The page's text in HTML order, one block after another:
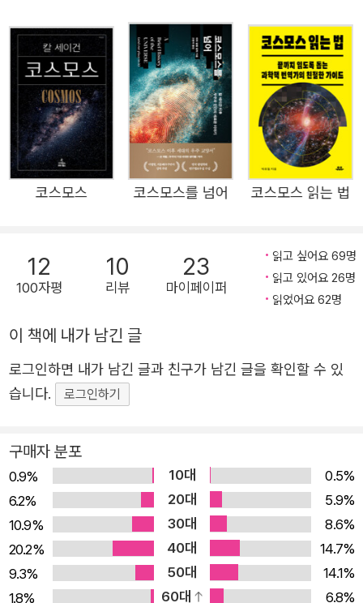
여러분이 처음 듣는 일화도 있을 것입니다. 이 책은 인간의 의식
이란 무엇인지를 살펴볼 테고, 이 작은 행성에서 인간과 더불어
살아가는 다른 생명체들의 의식도 살펴볼 것입니다. 그리고 그 밖
의 다른 생명체들도 찾아볼 텐데, 그중에는 영원히 사라진 생명체
도 있고, 이윽고 발견된 생명체도 있고, 엄청나게 멀리 있는 생명
체도 있고, 아주아주 가까이 즉 우리 몸속에 있는 생명체도 있습
니다. 그런데 이 다채로운 이야기들을 잇는 하나의 주제가 있습니
다. 인류가 획득한 이런 능력이 실로 눈부신 성과를 낼 수도 있겠
자칫 인류를 파멸로 이끌 수도 있는 그 어두운 힘에 대한 이야기
는 여러분도 많이 들었겠지요. 그러니 제가 이 자리에서까지 우리
인간의 결함을 하나하나 늘어놓지는 않겠습니다. 이미 여러분도
아는 내용일 테니까요. 다만 이 말을 해 두고 싶습니다. 제 생각에
이 우리가 직면한 여러 위기를 전부는 아니라도 많이 해결해 줄
만한 열쇠라는 점에서 그렇다는 것입니다. 만약 우리가 자신의 여
를 좀 더 낙관적으로 바라볼 수 있을 것입니다.
제가 생각하는 그 문제란, 최대한 많은 사람이 과학을 지금과는
사뭇 다른 방식으로 받아들여야 한다는 문제입니다. 우리가 과학
을 받아들이는 태도는 인간의 여느 신념 체계들을 내면화하는 태
도와 좀 더 비슷해져야 합니다. 과학은 그저 놀라운 사실들이 잡
다하게 쌓인 무더기만이 아닙니다. 실용적 지식, 이를테면 우리가
즐겨 가지고 노는 장난감들에 점점 더 많은 기능과 재미를 부여하
되는 2020년 3월, 칼 세이건(Carl Sagan) <코스모스(Co
smos)>의 정식 후속작이라고 할, 앤 드루얀(Ann Druyan)
의 <코스모스: 가능한 세계들(Cosmos: Possibl Worlds)
>을 번역, 출간했기 때문이다. 동명의 텔레비전 다큐멘터리
의 전 세계 방영과 함께 전 세계 동시 출간된 이 책은 지난 4
0년간 과학이 이룩해 온 경이로운 성과들과 칼 세이건이 미
처 소개하지 못했던 과학사의 잊혀진 탐험가들, 140억 년
전 태초의 대폭발의 순간부터 지금까지 수없이 명멸해 온 우
에서 본 인간의 본질이라는 칼 세이건의 웅혼한 메시지를 다
시 한번 들려준다. 1980년에 1판이 출간된 이래 ≪뉴욕 타
임스≫ 베스트셀러 목록에 70주 연속 실리며 과학책으로는
만 부 가까이 팔린 <코스모스>는 역사상 가장 많이 읽힌 과
학책 중 하나이자 시대와 국경을 뛰어넘어 우주 탐험의 희망
을 심어 준 교양서의 걸작으로 평가받아 왔다. 또 이 책을 바
영되어 7억 이상의 시청자를 사로잡으며 ‘코스모스 붐’을 일
으켰다. 지구 인구 10퍼센트 이상이 어떤 형태로든 칼 세이
건의 <코스모스>를 통해 과학과 우주를 접한 셈이다. 칼 세
이건의 <코스모스>는 국내에서도 과학자, 일반 독자, 청소
년 들의 뜨거운 사랑을 받아 왔다. 칼 세이건의 서거 10주기
를 즈음해 ㈜사이언스북스에서 <코스모스>의 완전판과 서
거 10주기 특별판이 출간된 이래 15여 년간 과학 분야 최고
코스모스 코스모스를 넘어 코스모스 읽는 법
12
100자평
10
리뷰
23
마이페이퍼
읽고 싶어요 69명
읽고 있어요 26명
읽었어요 62명
이 책에 내가 남긴 글
로그인하면 내가 남긴 글과 친구가 남긴 글을 확인할 수 있
습니다.
로그인하기
구매자 분포
0.9% 10대
0.5%
6.2%
20대
5.9%
10.9%
30대
8.6%
20.2%
40대
14.7%
9.3%
50대
14.1%
1.8%
60대 6.8%